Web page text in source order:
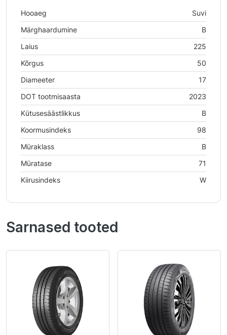
Hooaeg
Suvi
Märghaardumine
B
Laius
225
Kõrgus
50
Diameeter
17
DOT tootmisaasta
2023
Kütusesäästlikkus
B
Koormusindeks
98
Müraklass
B
Müratase
71
Kiirusindeks
W
Sarnased tooted